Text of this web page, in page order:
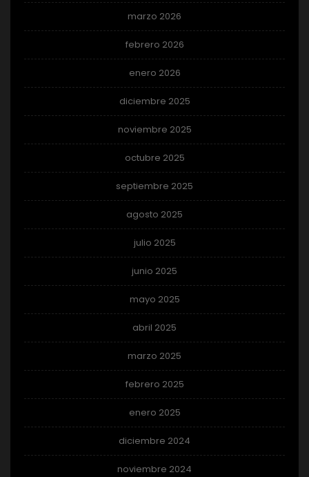
marzo 2026
febrero 2026
enero 2026
diciembre 2025
noviembre 2025
octubre 2025
septiembre 2025
agosto 2025
julio 2025
junio 2025
mayo 2025
abril 2025
marzo 2025
febrero 2025
enero 2025
diciembre 2024
noviembre 2024